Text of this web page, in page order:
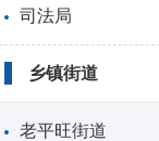
司法局
乡镇街道
老平旺街道